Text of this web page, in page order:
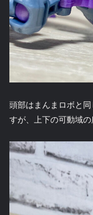
頭部はまんまロボと
すが、上下の可動域